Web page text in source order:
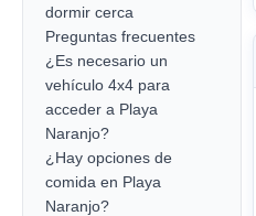
dormir cerca
Preguntas frecuentes
¿Es necesario un
vehículo 4x4 para
acceder a Playa
Naranjo?
¿Hay opciones de
comida en Playa
Naranjo?